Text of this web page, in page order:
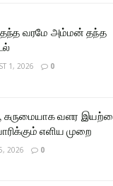
வரமே அம்மன் தந்த
1, 2026 0
கருமையாக வளர
எளிய முறை
2026 0